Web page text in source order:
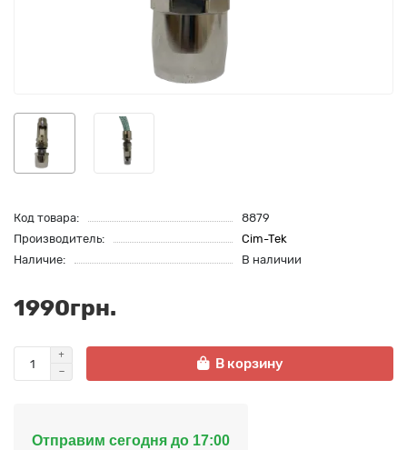
Код товара:
8879
Производитель:
Cim-Tek
Наличие:
В наличии
1990грн.
В корзину
Отправим сегодня до 17:00